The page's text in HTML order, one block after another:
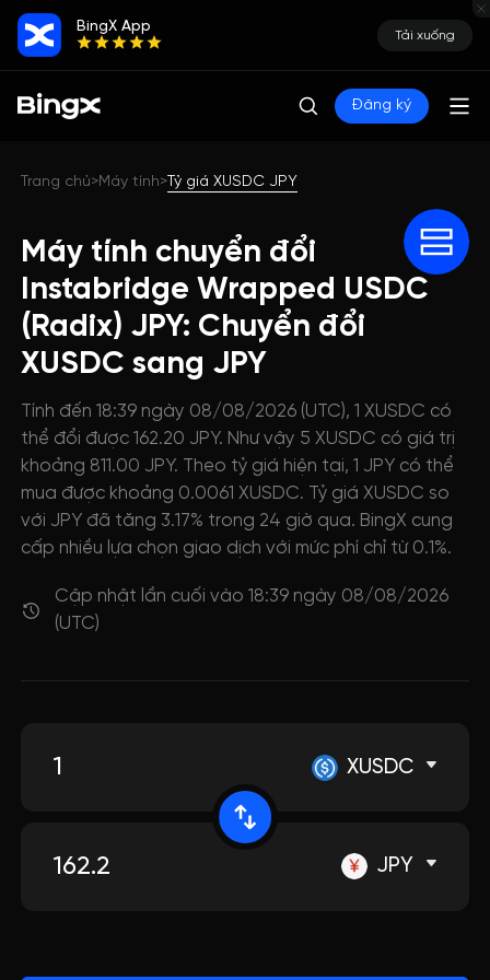
BingX App
Tải xuống
Đăng ký
Trang chủ>Máy tính>Tỷ giá XUSDC JPY
Máy tính chuyển đổi
Instabridge Wrapped USDC
(Radix) JPY: Chuyển đổi
XUSDC sang JPY
Tính đến 18:39 ngày 08/08/2026 (UTC), 1 XUSDC có
thể đổi được 162.20 JPY. Như vậy 5 XUSDC có giá trị
khoảng 811.00 JPY. Theo tỷ giá hiện tại, 1 JPY có thể
mua được khoảng 0.0061 XUSDC. Tỷ giá XUSDC so
với JPY đã tăng 3.17% trong 24 giờ qua. BingX cung
cấp nhiều lựa chọn giao dịch với mức phí chỉ từ 0.1%.
Cập nhật lần cuối vào 18:39 ngày 08/08/2026
(UTC)
XUSDC
JPY